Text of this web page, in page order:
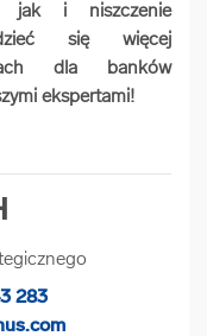
jak i niszczenie
się więcej
dla banków
ekspertami!
283